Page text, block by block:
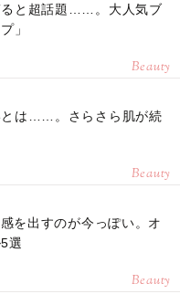
ると超話題……。大人気ブ
」
Beauty
とは……。さらさら肌が続
Beauty
を出すのが今っぽい。オ
選
Beauty